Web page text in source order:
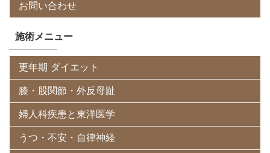
お問い合わせ
施術メニュー
更年期 ダイエット
膝・股関節・外反母趾
婦人科疾患と東洋医学
うつ・不安・自律神経